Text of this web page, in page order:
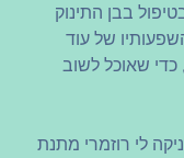
בבן התינוק
של עוד
שאוכל לשוב
לי רוזמרי מתנת